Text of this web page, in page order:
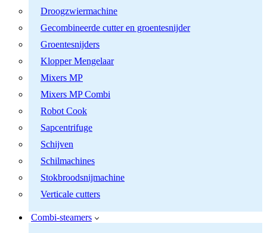
Droogzwiermachine
Gecombineerde cutter en groentesnijder
Groentesnijders
Klopper Mengelaar
Mixers MP
Mixers MP Combi
Robot Cook
Sapcentrifuge
Schijven
Schilmachines
Stokbroodsnijmachine
Verticale cutters
Combi-steamers